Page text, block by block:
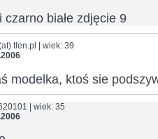
czarno białe zdjęcie 9
tlen.pl | wiek: 39
modelka, ktoś sie
| wiek: 35